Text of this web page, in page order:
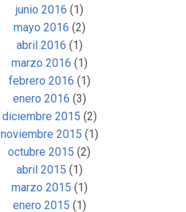
junio 2016 (1)
mayo 2016 (2)
abril 2016 (1)
marzo 2016 (1)
febrero 2016 (1)
enero 2016 (3)
diciembre 2015 (2)
noviembre 2015 (1)
octubre 2015 (2)
abril 2015 (1)
marzo 2015 (1)
enero 2015 (1)